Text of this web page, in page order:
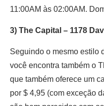
11:00AM às 02:00AM.
3) The Capital – 1178
Seguindo o mesmo estilo
você encontra também o
que também oferece um
por $ 4,95 (com exceção